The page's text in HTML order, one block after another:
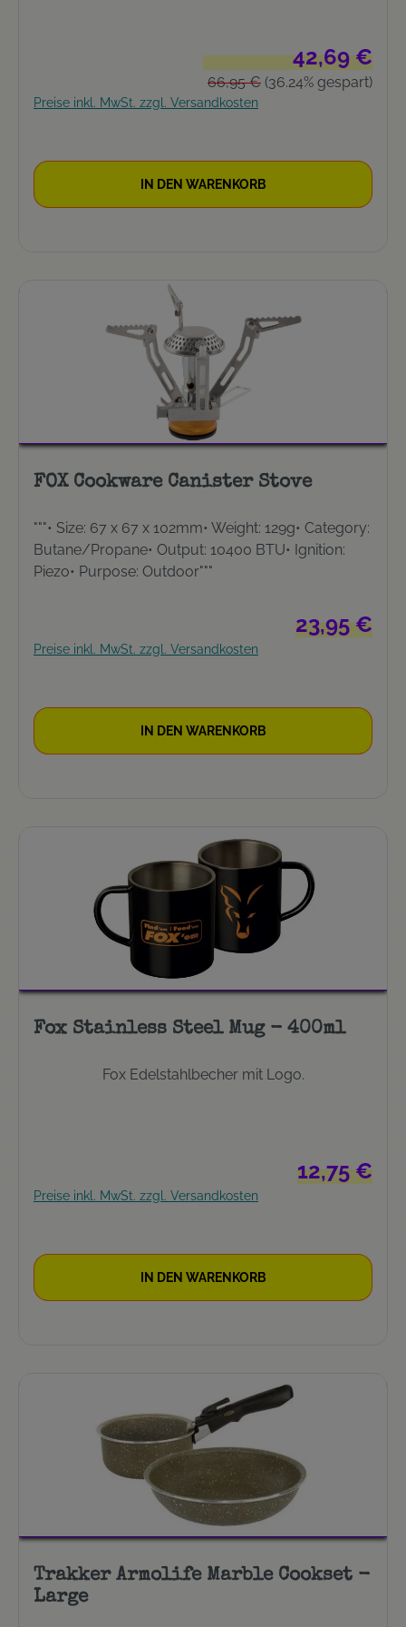
Verkaufspreis:42,69 €
Regulärer Preis:
66,95 € (36.24% gespart)
Preise inkl. MwSt. zzgl. Versandkosten
IN DEN WARENKORB
FOX Cookware Canister Stove
"""• Size: 67 x 67 x 102mm• Weight: 129g• Category:
Butane/Propane• Output: 10400 BTU• Ignition:
Piezo• Purpose: Outdoor"""
Regulärer
23,95 €
Preise inkl. MwSt. zzgl. Versandkosten
IN DEN WARENKORB
Fox Stainless Steel Mug - 400ml
Fox Edelstahlbecher mit Logo.
Regulärer
12,75 €
Preise inkl. MwSt. zzgl. Versandkosten
IN DEN WARENKORB
Trakker Armolife Marble Cookset -
Large